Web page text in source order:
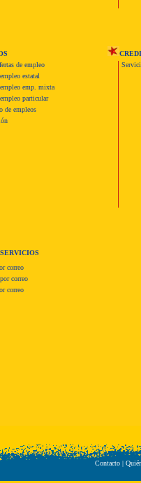
de empleo
estatal
emp. mixta
particular
de empleos
correo
correo
correo
Contacto|